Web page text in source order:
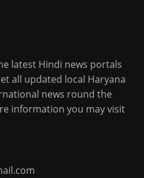
latest Hindi news portals
all updated local Haryana
news round the
information you may visit